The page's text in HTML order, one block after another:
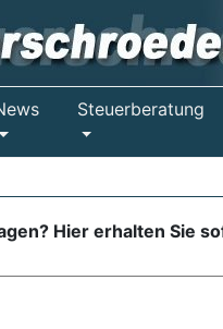
Steuerberatung
Hier erhalten Sie